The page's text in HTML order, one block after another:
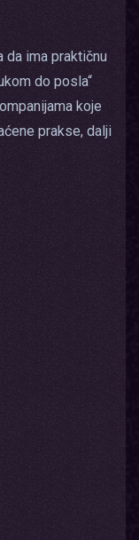
da ima praktičnu
do posla“
koje
prakse, dalji